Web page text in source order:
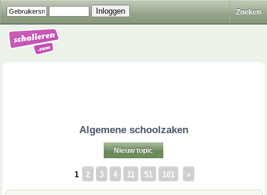
Zoeken
Algemene schoolzaken
Nieuw topic
1 2 3 4 11 51 101 »